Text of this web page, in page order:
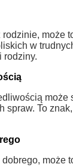
może
w
rodziny.
może
spraw. To
może